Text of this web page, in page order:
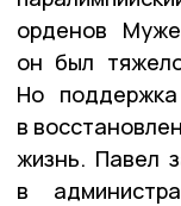
орденов
он был
Но
в
жизнь. Павел
в